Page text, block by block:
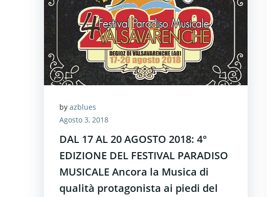
by azblues
Agosto 3, 2018
DAL 17 AL 20 AGOSTO 2018: 4°
EDIZIONE DEL FESTIVAL PARADISO
MUSICALE Ancora la Musica di
qualità protagonista ai piedi del